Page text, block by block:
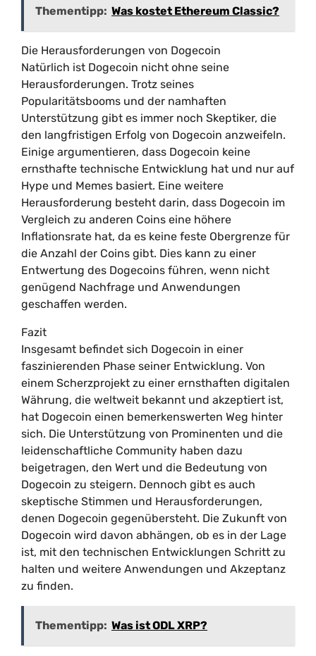
Thementipp: Was kostet Ethereum Classic?
Die Herausforderungen von Dogecoin
Natürlich ist Dogecoin nicht ohne seine
Herausforderungen. Trotz seines
Popularitätsbooms und der namhaften
Unterstützung gibt es immer noch Skeptiker, die
den langfristigen Erfolg von Dogecoin anzweifeln.
Einige argumentieren, dass Dogecoin keine
ernsthafte technische Entwicklung hat und nur auf
Hype und Memes basiert. Eine weitere
Herausforderung besteht darin, dass Dogecoin im
Vergleich zu anderen Coins eine höhere
Inflationsrate hat, da es keine feste Obergrenze für
die Anzahl der Coins gibt. Dies kann zu einer
Entwertung des Dogecoins führen, wenn nicht
genügend Nachfrage und Anwendungen
geschaffen werden.
Fazit
Insgesamt befindet sich Dogecoin in einer
faszinierenden Phase seiner Entwicklung. Von
einem Scherzprojekt zu einer ernsthaften digitalen
Währung, die weltweit bekannt und akzeptiert ist,
hat Dogecoin einen bemerkenswerten Weg hinter
sich. Die Unterstützung von Prominenten und die
leidenschaftliche Community haben dazu
beigetragen, den Wert und die Bedeutung von
Dogecoin zu steigern. Dennoch gibt es auch
skeptische Stimmen und Herausforderungen,
denen Dogecoin gegenübersteht. Die Zukunft von
Dogecoin wird davon abhängen, ob es in der Lage
ist, mit den technischen Entwicklungen Schritt zu
halten und weitere Anwendungen und Akzeptanz
zu finden.
Thementipp: Was ist ODL XRP?